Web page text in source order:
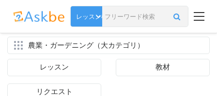
農業・ガーデニング（大カテゴリ）
レッスン 教材
リクエスト